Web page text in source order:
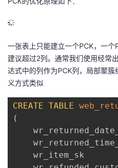
一张表上只能建立一个PCK，一
建议超过2列。通常我们使用经常
达式中的列作为PCK列，局部聚
义方式类似
CREATE TABLE
(
wr_item_sk